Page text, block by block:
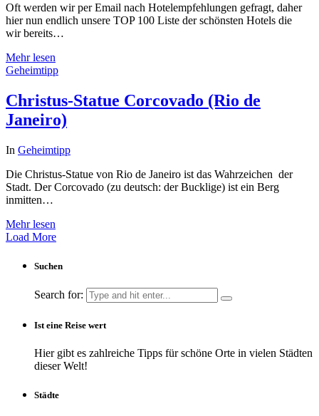
Oft werden wir per Email nach Hotelempfehlungen gefragt, daher
hier nun endlich unsere TOP 100 Liste der schönsten Hotels die
wir bereits…
Mehr lesen
Geheimtipp
Christus-Statue Corcovado (Rio de
Janeiro)
In Geheimtipp
Die Christus-Statue von Rio de Janeiro ist das Wahrzeichen der
Stadt. Der Corcovado (zu deutsch: der Bucklige) ist ein Berg
inmitten…
Mehr lesen
Load More
Suchen
Search for:
Ist eine Reise wert
Hier gibt es zahlreiche Tipps für schöne Orte in vielen Städten
dieser Welt!
Städte